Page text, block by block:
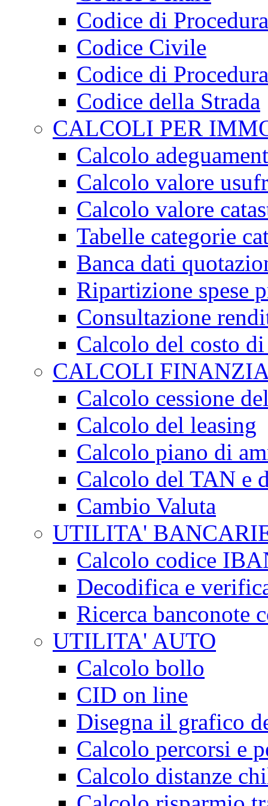
Codice di
Codice Civile
Codice di
Codice della Strada
CALCOLI PER
Calcolo
Calcolo valore
Calcolo valore
Tabelle categorie
Banca dati
Ripartizione spese
Consultazione
Calcolo del costo
CALCOLI
Calcolo cessione
Calcolo del leasing
Calcolo piano di
Calcolo del TAN e
Cambio Valuta
UTILITA'
Calcolo codice
Decodifica e
Ricerca banconote
UTILITA' AUTO
Calcolo bollo
CID on line
Disegna il grafico
Calcolo percorsi e
Calcolo distanze